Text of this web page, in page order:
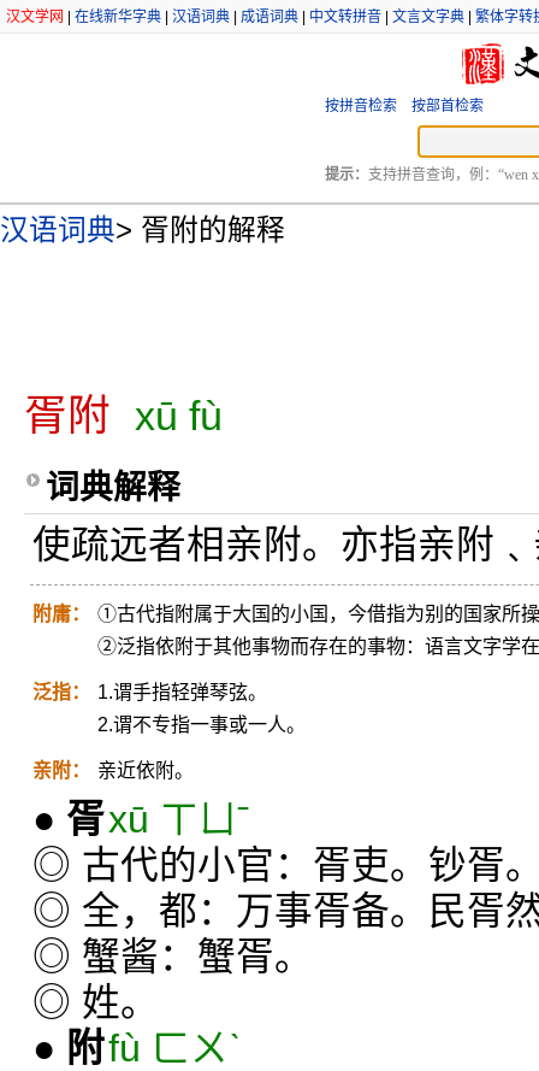
汉文学网 在线新华字典 汉语词典 成语词典 中文转拼音 文言文字典 繁体字转
按拼音检索 按部首检索
提示： 支持拼音查询，例：“wen
汉语词典> 胥附的解释
胥附 xū fù
词典解释
使疏远者相亲附。亦指亲附
附庸：
①古代指附属于大国的小国，今借指为别的国家所
②泛指依附于其他事物而存在的事物：语言文字学
泛指：
1.谓手指轻弹琴弦。
2.谓不专指一事或一人。
亲附： 亲近依附。
● 胥xū ㄒㄩˉ
◎ 古代的小官：胥吏。钞胥
◎ 全，都：万事胥备。民胥
◎ 蟹酱：蟹胥。
◎ 姓。
● 附fù ㄈㄨˋ